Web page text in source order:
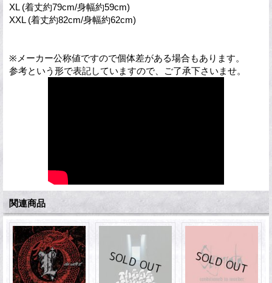
XL (着丈約79cm/身幅約59cm)
XXL (着丈約82cm/身幅約62cm)
※メーカー公称値ですので個体差がある場合もあります。
参考という形で表記していますので、ご了承下さいませ。
関連商品